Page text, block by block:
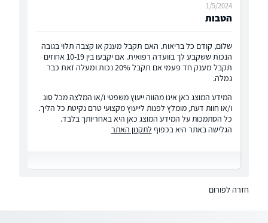
הטבות
1/5/2024
שלום, קודם כל בריאות. האם תקבל מענק או קצבה תלוי בגובה
הנכות ששקבע לך בוועדה רפואית. אם יקבעו בין 10-19 אחוזים
תקבל מענק חד פעמי אם תקבל 20% נכות ומעלה זאת כבר
גמלה.
המידע המוצג כאן אינו מהווה ייעוץ משפטי ו/או המלצה מכל סוג
ו/או חוות דעת, מומלץ לפנות לייעוץ מקצועי טרם נקיטת כל הליך.
כל הסתמכות על המידע המוצג כאן היא באחריותך בלבד.
הגלישה באתר היא בכפוף לתקנון האתר
חזרה לפורום